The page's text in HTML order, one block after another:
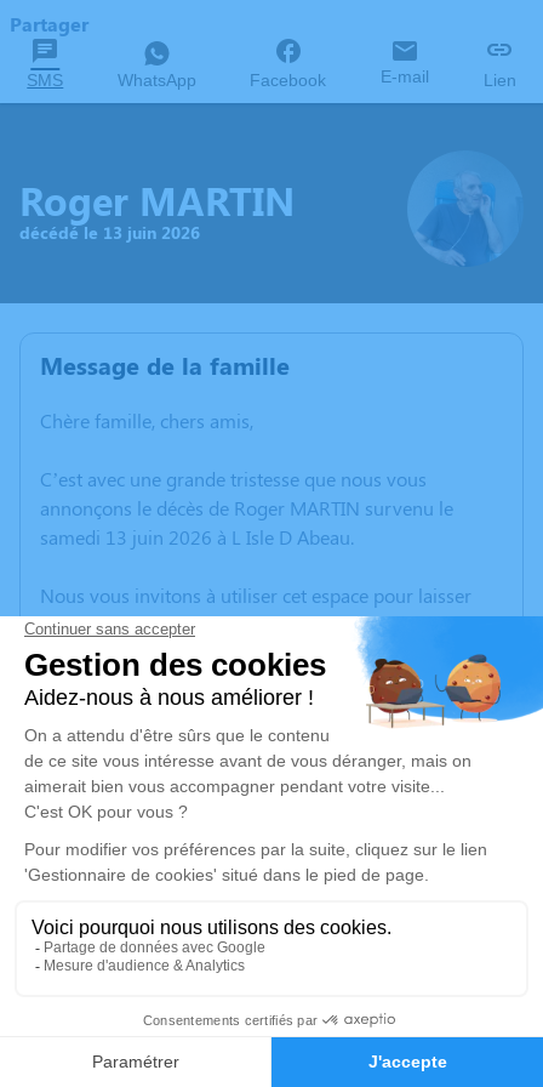
Faire-part Hommages
Partager
SMS WhatsApp Facebook E-mail Lien
Roger MARTIN
décédé le 13 juin 2026
Message de la famille
Chère famille, chers amis,
C’est avec une grande tristesse que nous vous
annonçons le décès de Roger MARTIN survenu le
samedi 13 juin 2026 à L Isle D Abeau.
Nous vous invitons à utiliser cet espace pour laisser
vos condoléances, partager des photos souvenirs, une
anecdote ou exprimer vos pensées à travers des
poèmes ou des textes. Cet endroit est un lieu
d'expression dédié à honorer la mémoire de Roger
MARTIN.
Un service de plantation d’arbre hommage est
disponible ici.
Je rends hommage
Cérémonie
Église Saint-Pierre et Saint-Paul rue de l'Eglise
38080 l'Isle d'Abeau